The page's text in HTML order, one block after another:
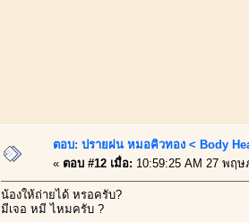
ตอบ: ปรายฝน หมอคิวทอง < Body
« ตอบ #12 เมื่อ: 10:59:25 AM 27 พฤ
น้องให้ถ่ายได้ หรอครับ?
มีเจอ หมี ไหมครับ ?